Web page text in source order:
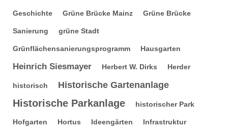
Geschichte Grüne Brücke Mainz Grüne Brücke
Sanierung grüne Stadt
Grünflächensanierungsprogramm Hausgarten
Heinrich Siesmayer Herbert W. Dirks Herder
historisch Historische Gartenanlage
Historische Parkanlage historischer Park
Hofgarten Hortus Ideengärten Infrastruktur